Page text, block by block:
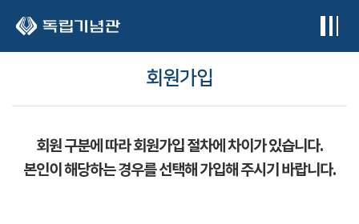
회원가입
회원 구분에 따라 회원가입 절차에 차이가 있습니다.
본인이 해당하는 경우를 선택해 가입해 주시기 바랍니다.